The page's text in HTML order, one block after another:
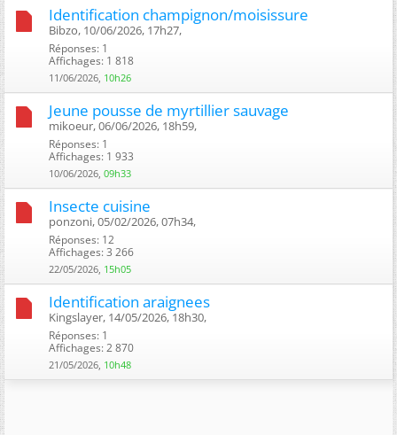
Identification champignon/moisissure
Bibzo, 10/06/2026, 17h27, ‎
Réponses: 1
Affichages: 1 818
11/06/2026, 10h26
Jeune pousse de myrtillier sauvage
mikoeur, 06/06/2026, 18h59, ‎
Réponses: 1
Affichages: 1 933
10/06/2026, 09h33
Insecte cuisine
ponzoni, 05/02/2026, 07h34, ‎
Réponses: 12
Affichages: 3 266
22/05/2026, 15h05
Identification araignees
Kingslayer, 14/05/2026, 18h30, ‎
Réponses: 1
Affichages: 2 870
21/05/2026, 10h48